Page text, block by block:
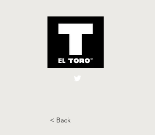
El Toro España
< Back